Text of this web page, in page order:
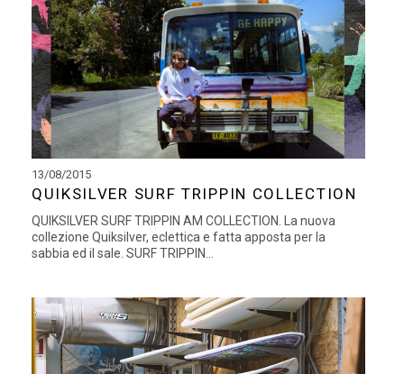
13/08/2015
QUIKSILVER SURF TRIPPIN COLLECTION
QUIKSILVER SURF TRIPPIN AM COLLECTION. La nuova
collezione Quiksilver, eclettica e fatta apposta per la
sabbia ed il sale. SURF TRIPPIN...